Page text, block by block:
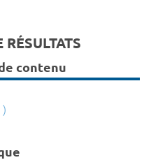
RÉSULTATS
contenu